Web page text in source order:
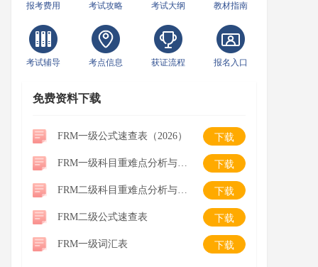
报考费用 考试攻略 考试大纲 教材指南
考试辅导 考点信息 获证流程 报名入口
免费资料下载
FRM一级公式速查表（2026） 下载
FRM一级科目重难点分析与学习建议 下载
FRM二级科目重难点分析与学习建议 下载
FRM二级公式速查表 下载
FRM一级词汇表 下载